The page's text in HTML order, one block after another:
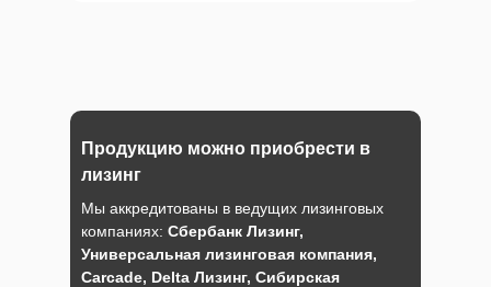
Продукцию можно приобрести в
лизинг
Мы аккредитованы в ведущих лизинговых
компаниях: Сбербанк Лизинг,
Универсальная лизинговая компания,
Carcade, Delta Лизинг, Сибирская